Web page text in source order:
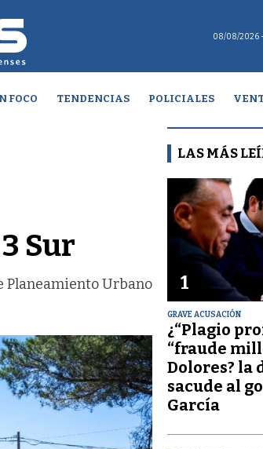
08/08/2026
FOCO TENDENCIAS POLICIALES
Sur
Planeamiento Urbano
LAS MÁS
1
GRAVE ACUSACIÓN
¿“Plagio
“fraude
Dolores? la
sacude al
García